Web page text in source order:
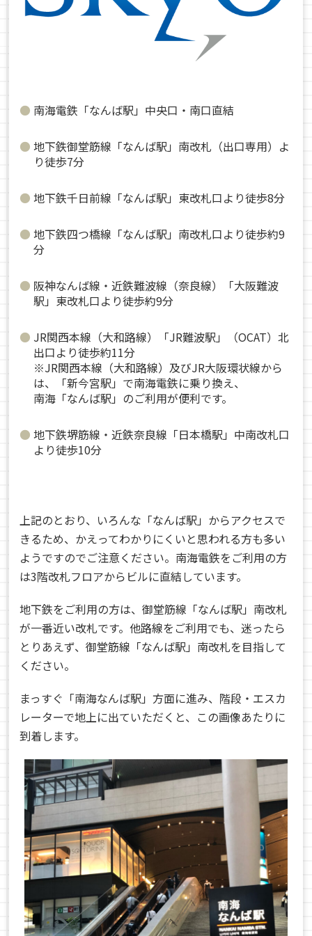
南海電鉄「なんば駅」中央口・南口直結
地下鉄御堂筋線「なんば駅」南改札（出口専用）よ
り徒歩7分
地下鉄千日前線「なんば駅」東改札口より徒歩8分
地下鉄四つ橋線「なんば駅」南改札口より徒歩約9
分
阪神なんば線・近鉄難波線（奈良線）「大阪難波
駅」東改札口より徒歩約9分
JR関西本線（大和路線）「JR難波駅」（OCAT）北
出口より徒歩約11分
※JR関西本線（大和路線）及びJR大阪環状線から
は、「新今宮駅」で南海電鉄に乗り換え、
南海「なんば駅」のご利用が便利です。
地下鉄堺筋線・近鉄奈良線「日本橋駅」中南改札口
より徒歩10分
上記のとおり、いろんな「なんば駅」からアクセスで
きるため、かえってわかりにくいと思われる方も多い
ようですのでご注意ください。南海電鉄をご利用の方
は3階改札フロアからビルに直結しています。
地下鉄をご利用の方は、御堂筋線「なんば駅」南改札
が一番近い改札です。他路線をご利用でも、迷ったら
とりあえず、御堂筋線「なんば駅」南改札を目指して
ください。
まっすぐ「南海なんば駅」方面に進み、階段・エスカ
レーターで地上に出ていただくと、この画像あたりに
到着します。